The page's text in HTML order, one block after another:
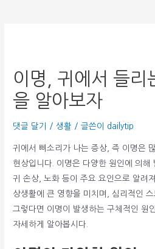
이명, 귀에서 들리
을 알아보자
댓글 달기 /생활 / 글쓴이 dailytip
귀에서 삐소리가 나는 증상, 즉 이명은
현상입니다. 이명은 다양한 원인에 의해
귀 손상, 노화 등이 주요 요인으로 알려
상생활에 큰 영향을 미치며, 심리적인
그렇다면 이명이 발생하는 구체적인 원
자세하게 알아봅시다.